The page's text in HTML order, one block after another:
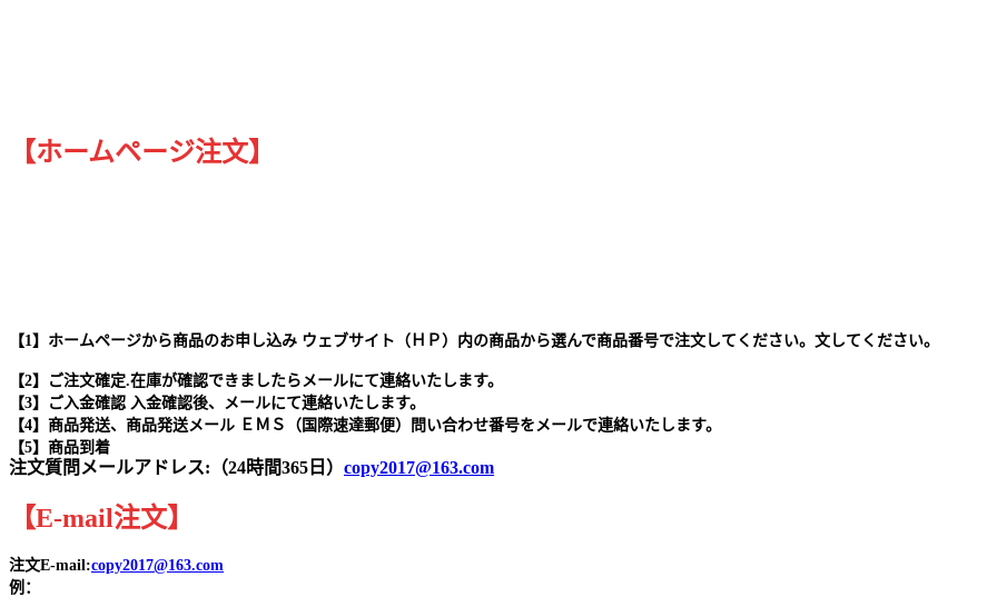
【ホームページ注文】
【1】ホームページから商品のお申し込み ウェブサイト（ＨＰ）内の商品から選んで商品番号で注文してください。文してください。
【2】ご注文確定.在庫が確認できましたらメールにて連絡いたします。
【3】ご入金確認 入金確認後、メールにて連絡いたします。
【4】商品発送、商品発送メール ＥＭＳ（国際速達郵便）問い合わせ番号をメールで連絡いたします。
【5】商品到着
注文質問メールアドレス:（24時間365日） copy2017@163.com
【E-mail注文】
注文E-mail:copy2017@163.com
例：